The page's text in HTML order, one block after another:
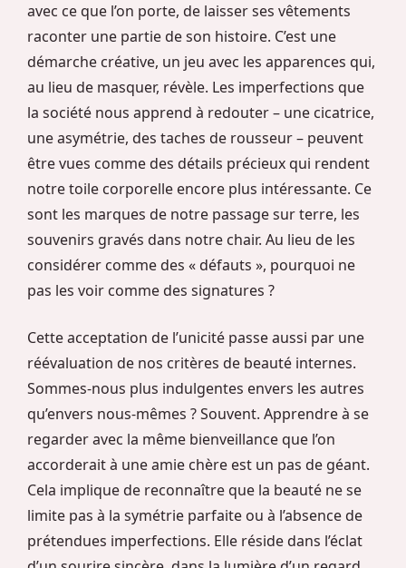
avec ce que l’on porte, de laisser ses vêtements
raconter une partie de son histoire. C’est une
démarche créative, un jeu avec les apparences qui,
au lieu de masquer, révèle. Les imperfections que
la société nous apprend à redouter – une cicatrice,
une asymétrie, des taches de rousseur – peuvent
être vues comme des détails précieux qui rendent
notre toile corporelle encore plus intéressante. Ce
sont les marques de notre passage sur terre, les
souvenirs gravés dans notre chair. Au lieu de les
considérer comme des « défauts », pourquoi ne
pas les voir comme des signatures ?
Cette acceptation de l’unicité passe aussi par une
réévaluation de nos critères de beauté internes.
Sommes-nous plus indulgentes envers les autres
qu’envers nous-mêmes ? Souvent. Apprendre à se
regarder avec la même bienveillance que l’on
accorderait à une amie chère est un pas de géant.
Cela implique de reconnaître que la beauté ne se
limite pas à la symétrie parfaite ou à l’absence de
prétendues imperfections. Elle réside dans l’éclat